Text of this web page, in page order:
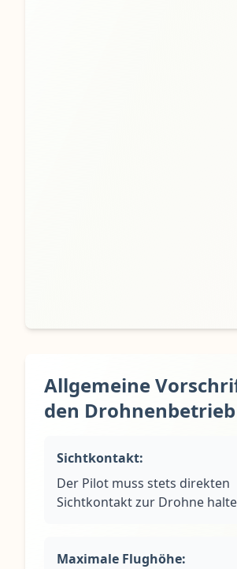
Allgemeine
den Drohnenbetrieb
Sichtkontakt:
Der Pilot muss stets direkten
Sichtkontakt zur Drohne
Maximale Flughöhe: